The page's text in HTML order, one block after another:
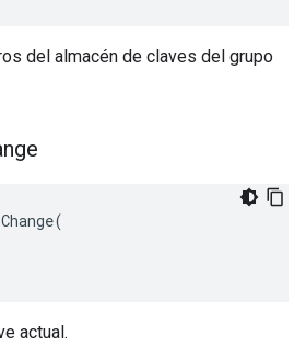
del almacén de claves del grupo
actual.